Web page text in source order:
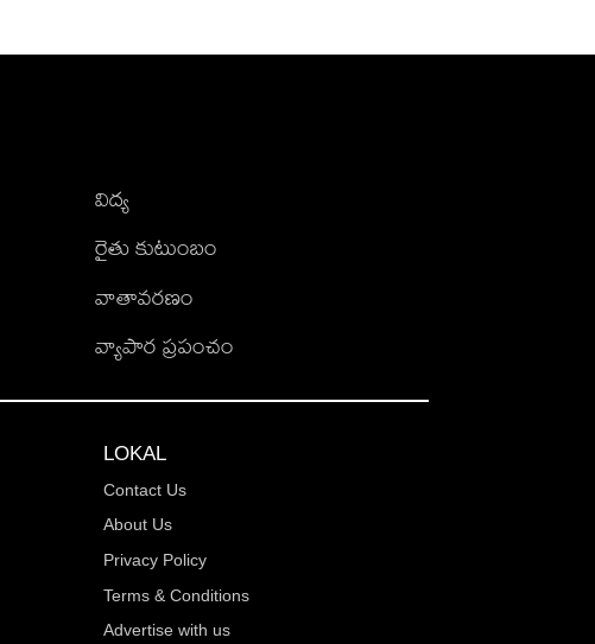
విద్య
రైతు కుటుంబం
వాతావరణం
వ్యాపార ప్రపంచం
LOKAL
Contact Us
About Us
Privacy Policy
Terms & Conditions
Advertise with us